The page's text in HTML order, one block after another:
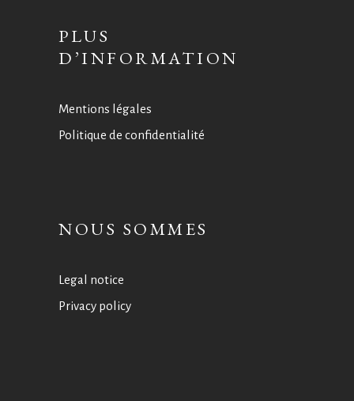
PLUS
D’INFORMATION
Mentions légales
Politique de confidentialité
NOUS SOMMES
Legal notice
Privacy policy